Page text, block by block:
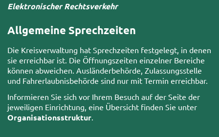
Elektronischer Rechtsverkehr
Allgemeine Sprechzeiten
Die Kreisverwaltung hat Sprechzeiten festgelegt, in denen
sie erreichbar ist. Die Öffnungszeiten einzelner Bereiche
können abweichen. Ausländerbehörde, Zulassungsstelle
und Fahrerlaubnisbehörde sind nur mit Termin erreichbar.
Informieren Sie sich vor Ihrem Besuch auf der Seite der
jeweiligen Einrichtung, eine Übersicht finden Sie unter
Organisationsstruktur.